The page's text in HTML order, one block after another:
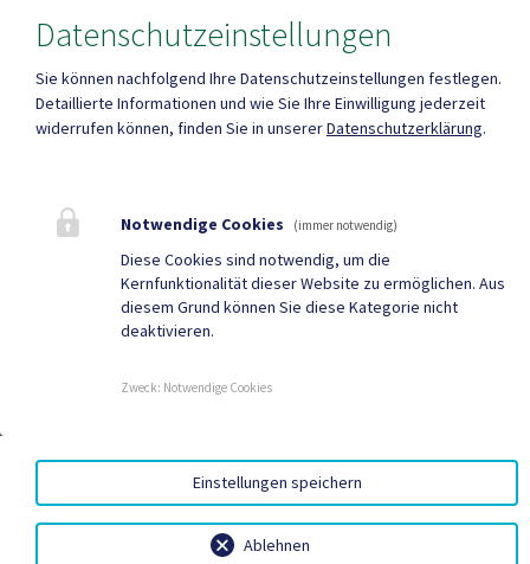
Datenschutzeinstellungen
Sie können nachfolgend Ihre Datenschutzeinstellungen festlegen.
Detaillierte Informationen und wie Sie Ihre Einwilligung jederzeit
widerrufen können, finden Sie in unsererDatenschutzerklärung.
Notwendige Cookies (immer notwendig)
Diese Cookies sind notwendig, um die
Kernfunktionalität dieser Website zu ermöglichen. Aus
diesem Grund können Sie diese Kategorie nicht
deaktivieren.
Zweck: Notwendige Cookies
Ablehnen
Einstellungen speichern